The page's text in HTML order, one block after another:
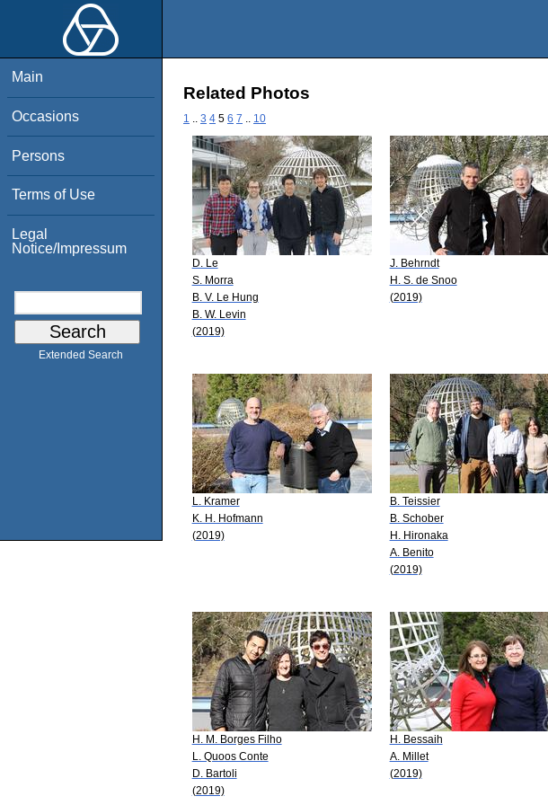
Main
Occasions
Persons
Terms of Use
Legal
Notice/Impressum
Extended Search
Related Photos
1 3 4 5 6 7 10
D. Le
S. Morra
B. V. Le Hung
B. W. Levin
(2019)
J. Behrndt
H. S. de Snoo
(2019)
L. Kramer
K. H. Hofmann
(2019)
B. Teissier
B. Schober
H. Hironaka
A. Benito
(2019)
H. M. Borges Filho
L. Quoos Conte
D. Bartoli
(2019)
H. Bessaih
A. Millet
(2019)